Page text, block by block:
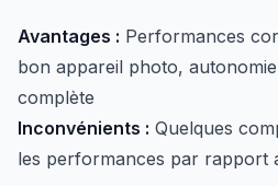
Avantages : Performances
bon appareil photo,
complète
Inconvénients : Quelques
les performances par rapport